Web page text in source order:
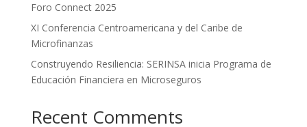
Foro Connect 2025
XI Conferencia Centroamericana y del Caribe de
Microfinanzas
Construyendo Resiliencia: SERINSA inicia Programa de
Educación Financiera en Microseguros
Recent Comments